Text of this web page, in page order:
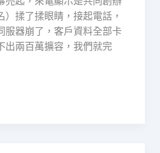
）揉了揉眼睛，接起電話，
服器崩了，客戶資料全部卡
出兩百萬擴容，我們就完